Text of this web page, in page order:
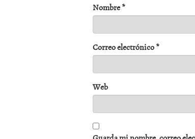
Nombre*
Correo electrónico*
Web